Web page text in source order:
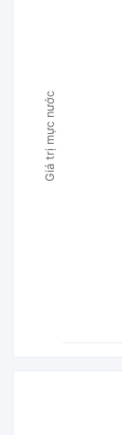
Giá trị mực nước